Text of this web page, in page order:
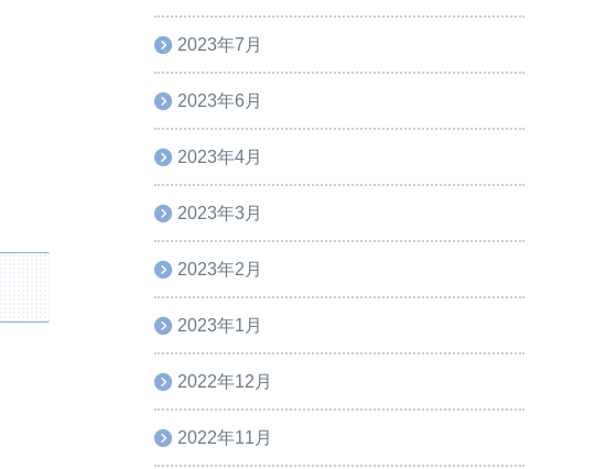
2023年7月
2023年6月
2023年4月
2023年3月
2023年2月
2023年1月
2022年12月
2022年11月